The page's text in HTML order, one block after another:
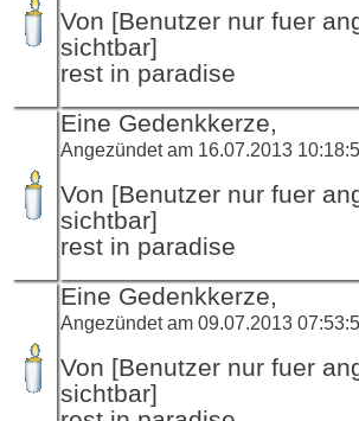
Von [Benutzer nur fuer
sichtbar]
rest in paradise
Eine Gedenkkerze,
Angezündet am 16.07.2013
Von [Benutzer nur fuer
sichtbar]
rest in paradise
Eine Gedenkkerze,
Angezündet am 09.07.2013
Von [Benutzer nur fuer
sichtbar]